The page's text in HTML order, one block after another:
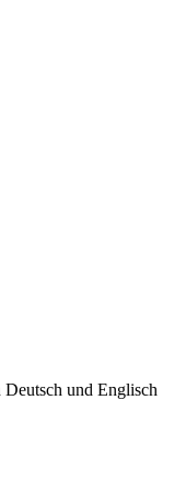
Deutsch und Englisch